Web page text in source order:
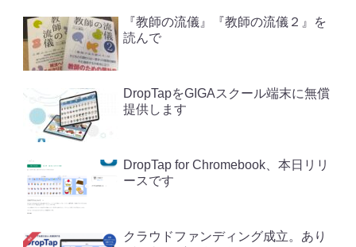
『教師の流儀』『教師の流儀２』を
読んで
DropTapをGIGAスクール端末に無償
提供します
DropTap for Chromebook、本日リリ
ースです
クラウドファンディング成立。あり